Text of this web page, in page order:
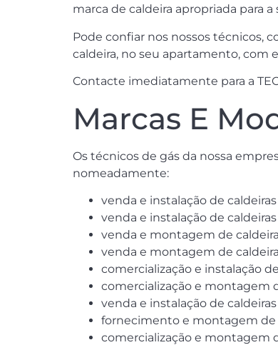
marca de caldeira apropriada para
Pode confiar nos nossos técnicos,
caldeira, no seu apartamento, com
Contacte imediatamente para a
Marcas E
Os técnicos de gás da nossa
nomeadamente:
venda e instalação de
venda e instalação de
venda e montagem de
venda e montagem de
comercialização e instalação
comercialização e montagem
venda e instalação de
fornecimento e montagem de
comercialização e montagem